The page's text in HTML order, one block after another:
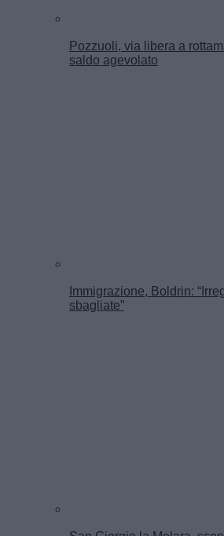
Pozzuoli, via libera a
saldo agevolato
Immigrazione, Boldrin:
sbagliate”